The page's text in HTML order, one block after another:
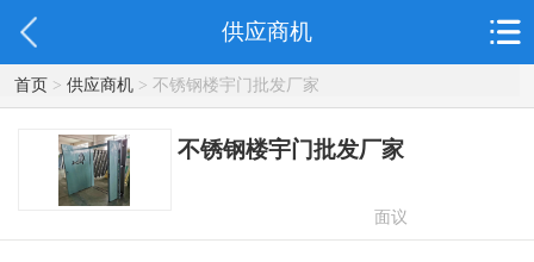
供应商机
首页> 供应商机> 不锈钢楼宇门批发厂家
不锈钢楼宇门批发厂家
面议